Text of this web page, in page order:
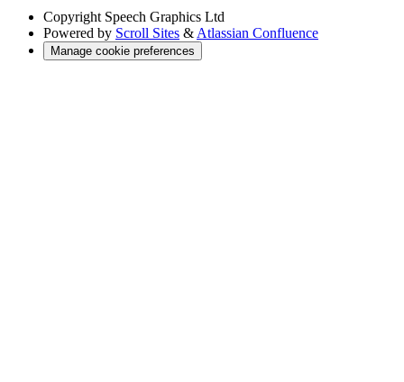
Copyright Speech Graphics Ltd
Powered by Scroll Sites &Atlassian Confluence
Manage cookie preferences